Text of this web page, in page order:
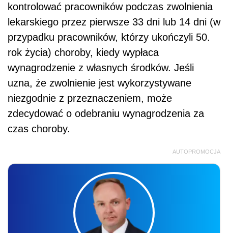
kontrolować pracowników podczas zwolnienia
lekarskiego przez pierwsze 33 dni lub 14 dni (w
przypadku pracowników, którzy ukończyli 50.
rok życia) choroby, kiedy wypłaca
wynagrodzenie z własnych środków. Jeśli
uzna, że zwolnienie jest wykorzystywane
niezgodnie z przeznaczeniem, może
zdecydować o odebraniu wynagrodzenia za
czas choroby.
AUTOPROMOCJA